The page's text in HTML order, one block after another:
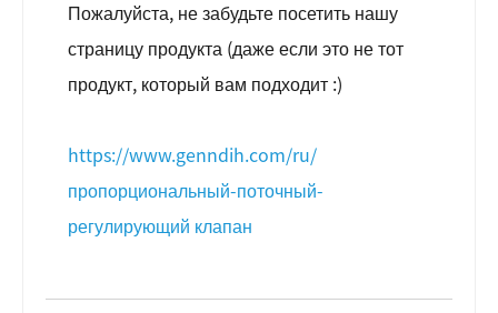
Пожалуйста, не забудьте посетить нашу
страницу продукта (даже если это не тот
продукт, который вам подходит :)
https://www.genndih.com/ru/
пропорциональный-поточный-
регулирующий клапан